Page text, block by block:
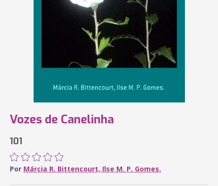
Vozes de Canelinha
101
Por Márcia R. Bittencourt, Ilse M. P. Gomes.